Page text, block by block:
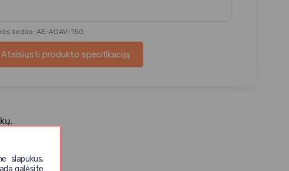
slapukus.
galėsite
kodas: AE-AGAV-150
Atsisiųsti produkto specifikaciją